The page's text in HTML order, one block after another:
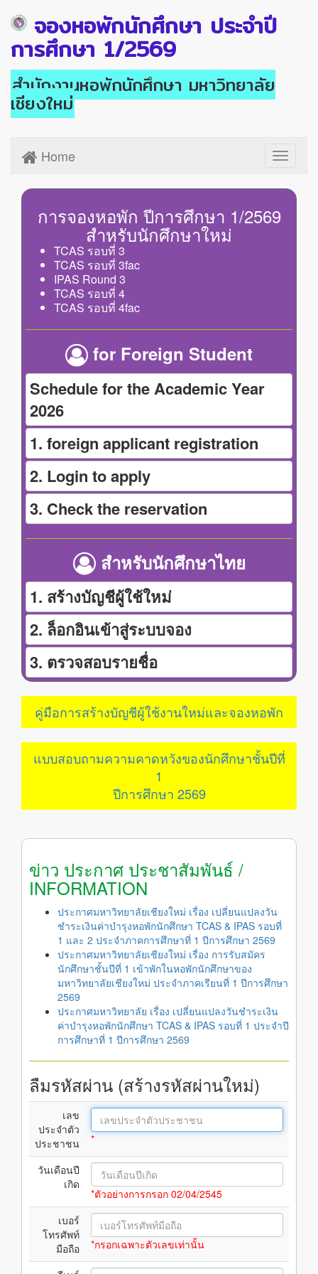
จองหอพักนักศึกษา ประจำปี
การศึกษา 1/2569
สำนักงานหอพักนักศึกษา มหาวิทยาลัย
เชียงใหม่
Toggle
Home
การจองหอพัก ปีการศึกษา 1/2569
สำหรับนักศึกษาใหม่
TCAS รอบที่ 3
TCAS รอบที่ 3fac
IPAS Round 3
TCAS รอบที่ 4
TCAS รอบที่ 4fac
for Foreign Student
Schedule for the Academic Year
2026
1. foreign applicant registration
2. Login to apply
3. Check the reservation
สำหรับนักศึกษาไทย
1. สร้างบัญชีผู้ใช้ใหม่
2. ล็อกอินเข้าสู่ระบบจอง
3. ตรวจสอบรายชื่อ
คู่มือการสร้างบัญชีผู้ใช้งานใหม่และจองหอพัก
แบบสอบถามความคาดหวังของนักศึกษาชั้นปีที่
1
ปีการศึกษา 2569
ข่าว ประกาศ ประชาสัมพันธ์ /
INFORMATION
ประกาศมหาวิทยาลัยเชียงใหม่ เรื่อง เปลี่ยนแปลงวัน
ชำระเงินค่าบำรุงหอพักนักศึกษา TCAS & IPAS รอบที่
1 และ 2 ประจำภาคการศึกษาที่ 1 ปีการศึกษา 2569
ประกาศมหาวิทยาลัยเชียงใหม่ เรื่อง การรับสมัคร
นักศึกษาชั้นปีที่ 1 เข้าพักในหอพักนักศึกษาของ
มหาวิทยาลัยเชียงใหม่ ประจำภาคเรียนที่ 1 ปีการศึกษา
2569
ประกาศมหาวิทยาลัย เรื่อง เปลี่ยนแปลงวันชำระเงิน
ค่าบำรุงหอพักนักศึกษา TCAS & IPAS รอบที่ 1 ประจำปี
การศึกษาที่ 1 ปีการศึกษา 2569
ลืมรหัสผ่าน (สร้างรหัสผ่านใหม่)
เลข
ประจำตัว
ประชาชน
*
วันเดือนปี
เกิด
*ตัวอย่างการกรอก 02/04/2545
เบอร์
โทรศัพท์
มือถือ
*กรอกเฉพาะตัวเลขเท่านั้น